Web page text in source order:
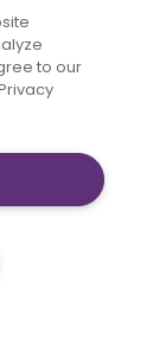
Limited
to our